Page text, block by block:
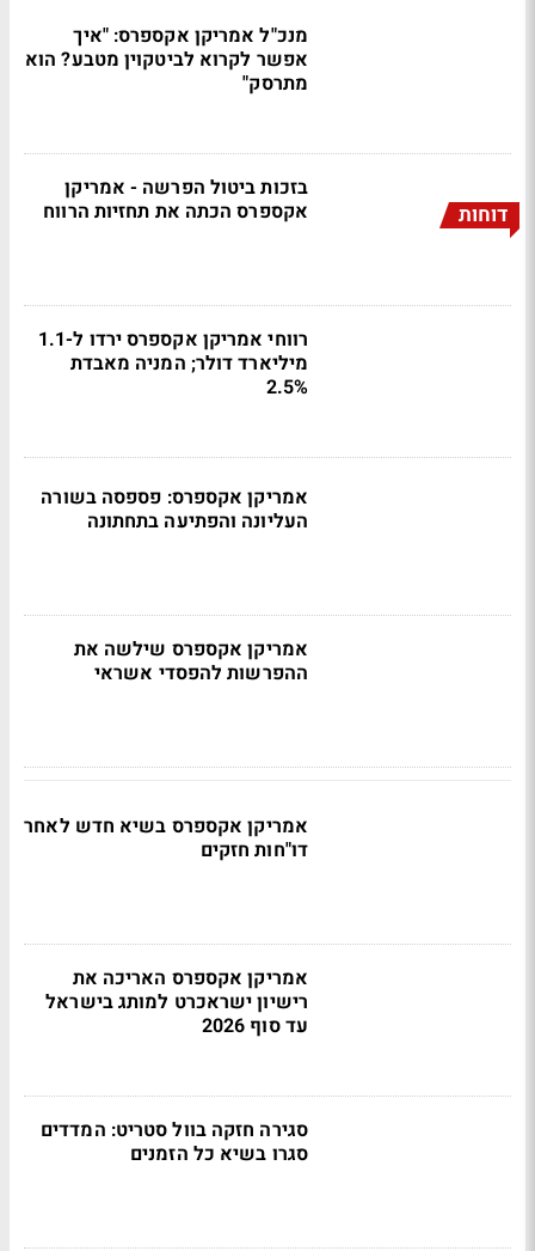
מנכ"ל אמריקן אקספרס: "איך
אפשר לקרוא לביטקוין מטבע? הוא
מתרסק"
דוחות
בזכות ביטול הפרשה - אמריקן
אקספרס הכתה את תחזיות הרווח
רווחי אמריקן אקספרס ירדו ל-1.1
מיליארד דולר; המניה מאבדת
2.5%
אמריקן אקספרס: פספסה בשורה
העליונה והפתיעה בתחתונה
אמריקן אקספרס שילשה את
ההפרשות להפסדי אשראי
אמריקן אקספרס בשיא חדש לאחר
דו"חות חזקים
אמריקן אקספרס האריכה את
רישיון ישראכרט למותג בישראל
עד סוף 2026
סגירה חזקה בוול סטריט: המדדים
סגרו בשיא כל הזמנים